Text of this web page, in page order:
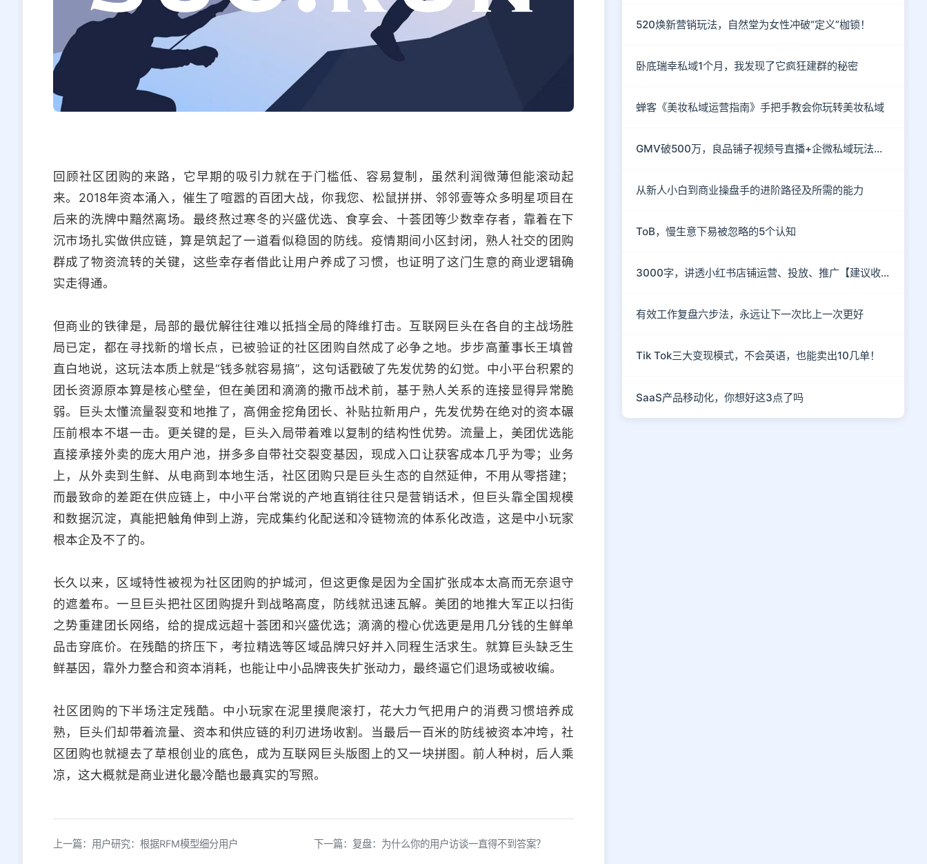
回顾社区团购的来路，它早期的吸引力就在于门槛低、容易复制，虽然利润微薄但能滚动起
来。2018年资本涌入，催生了喧嚣的百团大战，你我您、松鼠拼拼、邻邻壹等众多明星项目在
后来的洗牌中黯然离场。最终熬过寒冬的兴盛优选、食享会、十荟团等少数幸存者，靠着在下
沉市场扎实做供应链，算是筑起了一道看似稳固的防线。疫情期间小区封闭，熟人社交的团购
群成了物资流转的关键，这些幸存者借此让用户养成了习惯，也证明了这门生意的商业逻辑确
实走得通。
但商业的铁律是，局部的最优解往往难以抵挡全局的降维打击。互联网巨头在各自的主战场胜
局已定，都在寻找新的增长点，已被验证的社区团购自然成了必争之地。步步高董事长王填曾
直白地说，这玩法本质上就是“钱多就容易搞”，这句话戳破了先发优势的幻觉。中小平台积累的
团长资源原本算是核心壁垒，但在美团和滴滴的撒币战术前，基于熟人关系的连接显得异常脆
弱。巨头太懂流量裂变和地推了，高佣金挖角团长、补贴拉新用户，先发优势在绝对的资本碾
压前根本不堪一击。更关键的是，巨头入局带着难以复制的结构性优势。流量上，美团优选能
直接承接外卖的庞大用户池，拼多多自带社交裂变基因，现成入口让获客成本几乎为零；业务
上，从外卖到生鲜、从电商到本地生活，社区团购只是巨头生态的自然延伸，不用从零搭建；
而最致命的差距在供应链上，中小平台常说的产地直销往往只是营销话术，但巨头靠全国规模
和数据沉淀，真能把触角伸到上游，完成集约化配送和冷链物流的体系化改造，这是中小玩家
根本企及不了的。
长久以来，区域特性被视为社区团购的护城河，但这更像是因为全国扩张成本太高而无奈退守
的遮羞布。一旦巨头把社区团购提升到战略高度，防线就迅速瓦解。美团的地推大军正以扫街
之势重建团长网络，给的提成远超十荟团和兴盛优选；滴滴的橙心优选更是用几分钱的生鲜单
品击穿底价。在残酷的挤压下，考拉精选等区域品牌只好并入同程生活求生。就算巨头缺乏生
鲜基因，靠外力整合和资本消耗，也能让中小品牌丧失扩张动力，最终逼它们退场或被收编。
社区团购的下半场注定残酷。中小玩家在泥里摸爬滚打，花大力气把用户的消费习惯培养成
熟，巨头们却带着流量、资本和供应链的利刃进场收割。当最后一百米的防线被资本冲垮，社
区团购也就褪去了草根创业的底色，成为互联网巨头版图上的又一块拼图。前人种树，后人乘
凉，这大概就是商业进化最冷酷也最真实的写照。
上一篇：用户研究：根据RFM模型细分用户 下一篇：复盘：为什么你的用户访谈一直得不到答案？
520焕新营销玩法，自然堂为女性冲破“定义”枷锁！
卧底瑞幸私域1个月，我发现了它疯狂建群的秘密
蝉客《美妆私域运营指南》手把手教会你玩转美妆私域
GMV破500万，良品铺子视频号直播+企微私域玩法真硬核
从新人小白到商业操盘手的进阶路径及所需的能力
ToB，慢生意下易被忽略的5个认知
3000字，讲透小红书店铺运营、投放、推广【建议收藏】
有效工作复盘六步法，永远让下一次比上一次更好
Tik Tok三大变现模式，不会英语，也能卖出10几单！
SaaS产品移动化，你想好这3点了吗